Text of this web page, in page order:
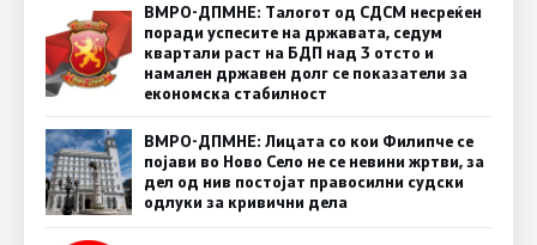
ВМРО-ДПМНЕ: Талогот од СДСМ несреќен
поради успесите на државата, седум
квартали раст на БДП над 3 отсто и
намален државен долг се показатели за
економска стабилност
ВМРО-ДПМНЕ: Лицата со кои Филипче се
појави во Ново Село не се невини жртви, за
дел од нив постојат правосилни судски
одлуки за кривични дела